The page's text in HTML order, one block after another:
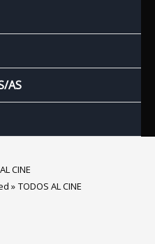
AS
CINE
TODOS AL CINE